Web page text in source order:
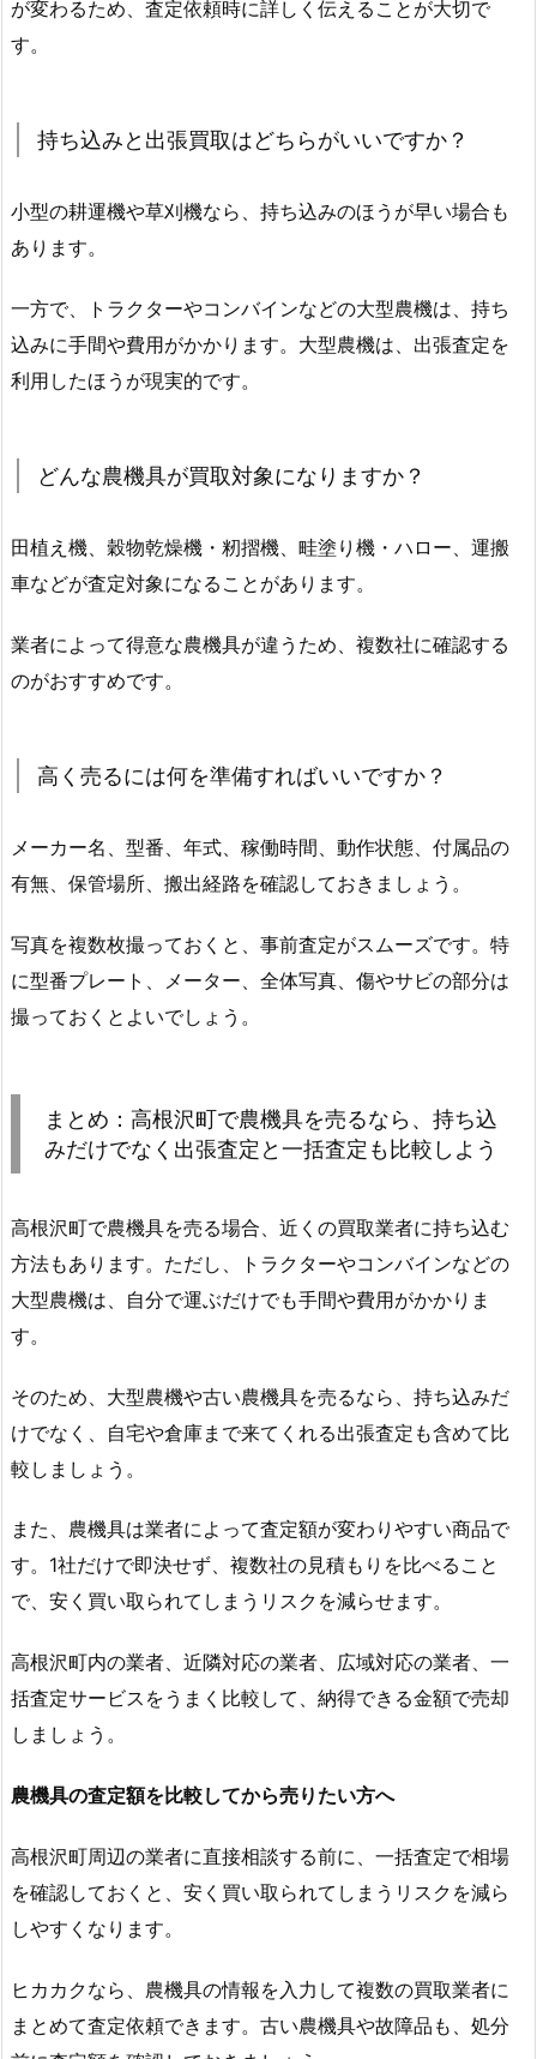
が変わるため、査定依頼時に詳しく伝えることが大切で
す。
持ち込みと出張買取はどちらがいいですか？
小型の耕運機や草刈機なら、持ち込みのほうが早い場合も
あります。
一方で、トラクターやコンバインなどの大型農機は、持ち
込みに手間や費用がかかります。大型農機は、出張査定を
利用したほうが現実的です。
どんな農機具が買取対象になりますか？
田植え機、穀物乾燥機・籾摺機、畦塗り機・ハロー、運搬
車などが査定対象になることがあります。
業者によって得意な農機具が違うため、複数社に確認する
のがおすすめです。
高く売るには何を準備すればいいですか？
メーカー名、型番、年式、稼働時間、動作状態、付属品の
有無、保管場所、搬出経路を確認しておきましょう。
写真を複数枚撮っておくと、事前査定がスムーズです。特
に型番プレート、メーター、全体写真、傷やサビの部分は
撮っておくとよいでしょう。
まとめ：高根沢町で農機具を売るなら、持ち込
みだけでなく出張査定と一括査定も比較しよう
高根沢町で農機具を売る場合、近くの買取業者に持ち込む
方法もあります。ただし、トラクターやコンバインなどの
大型農機は、自分で運ぶだけでも手間や費用がかかりま
す。
そのため、大型農機や古い農機具を売るなら、持ち込みだ
けでなく、自宅や倉庫まで来てくれる出張査定も含めて比
較しましょう。
また、農機具は業者によって査定額が変わりやすい商品で
す。1社だけで即決せず、複数社の見積もりを比べること
で、安く買い取られてしまうリスクを減らせます。
高根沢町内の業者、近隣対応の業者、広域対応の業者、一
括査定サービスをうまく比較して、納得できる金額で売却
しましょう。
農機具の査定額を比較してから売りたい方へ
高根沢町周辺の業者に直接相談する前に、一括査定で相場
を確認しておくと、安く買い取られてしまうリスクを減ら
しやすくなります。
ヒカカクなら、農機具の情報を入力して複数の買取業者に
まとめて査定依頼できます。古い農機具や故障品も、処分